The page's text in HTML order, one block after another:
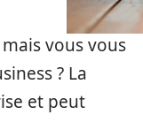
vous vous
? La
et peut